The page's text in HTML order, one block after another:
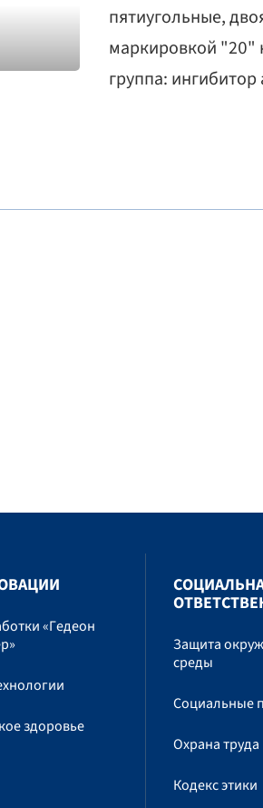
пятиугольные,
маркировкой "20"
группа:
«Гедеон
здоровье
Защита
среды
Социальные
Охрана труда
Кодекс этики